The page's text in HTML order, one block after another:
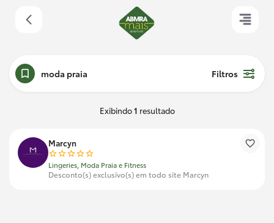
moda praia Filtros
Exibindo1 resultado
Marcyn
Lingeries, Moda Praia e Fitness
Desconto(s) exclusivo(s) em todo site Marcyn